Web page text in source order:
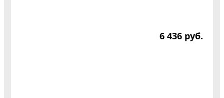
6 436 руб.